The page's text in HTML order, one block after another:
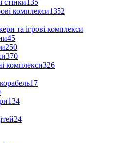
стінки135
комплекси1352
та ігрові комплекси
45
250
370
комплекси326
17
134
24